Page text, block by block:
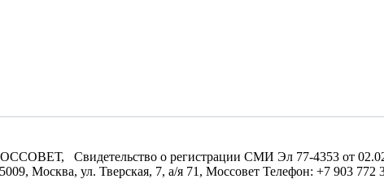
Свидетельство о регистрации СМИ Эл 77-4353 от
Москва, ул. Тверская, 7, а/я 71, Моссовет Телефон: +7 903 772